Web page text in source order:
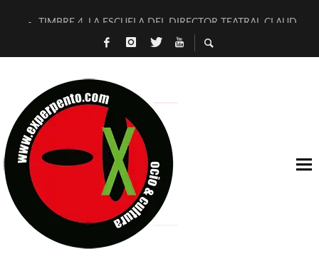
TIMBRE 4, LA ESCUELA DEL DIRECTOR TEATRAL CLAUDIO
30 AÑOS (NO ES NADA) DE LA KATARSIS DEL TOMATAZO
D’BALDOMEROS REINVENTAN [BITÁCORA 3.0] EN EXVITA
MARSHALL FLASH PRESENTA EN EXVITA [RELATIVA
JOFRE BARDAGÍ EN EXVITA INTERPRETANDO A SERRAT
YORCH PRESENTA [CURSO DE ARMONÍA PERSECUTORIA]
MAGALÍ SARE NOS EXPLICA [DESCASADA]
«NO TENGO PUTOS SUEÑOS»